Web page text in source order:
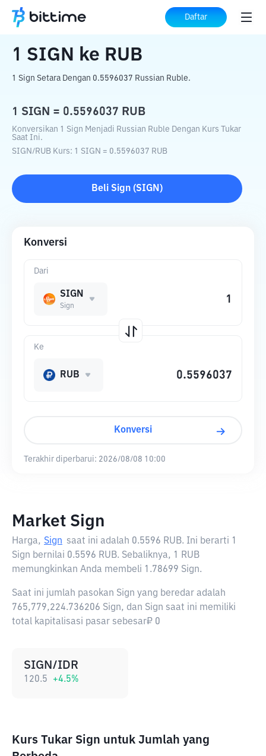
Daftar
Beranda Konverter Kripto RUB
1 SIGN ke RUB
1 Sign Setara Dengan 0.5596037 Russian Ruble.
1 SIGN = 0.5596037 RUB
Konversikan 1 Sign Menjadi Russian Ruble Dengan Kurs Tukar
Saat Ini.
SIGN/RUB Kurs: 1 SIGN = 0.5596037 RUB
Beli Sign (SIGN )
Konversi
Dari
SIGN
Sign
Ke
RUB
Konversi
Terakhir diperbarui: 2026/08/08 10:00
Market Sign
Harga, Sign saat ini adalah 0.5596 RUB. Ini berarti 1
Sign bernilai 0.5596 RUB. Sebaliknya, 1 RUB
memungkinkan Anda membeli 1.78699 Sign.
Saat ini jumlah pasokan Sign yang beredar adalah
765,779,224.736206 Sign, dan Sign saat ini memiliki
total kapitalisasi pasar sebesar₽ 0
SIGN/IDR
120.5 +4.5%
Kurs Tukar Sign untuk Jumlah yang